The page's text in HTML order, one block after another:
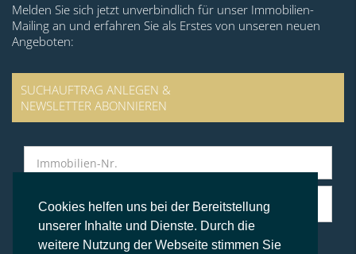
Cookies helfen uns bei der Bereitstellung
unserer Inhalte und Dienste. Durch die
weitere Nutzung der Webseite stimmen Sie
Melden Sie sich jetzt unverbindlich für unser Immobilien-
Mailing an und erfahren Sie als Erstes von unseren neuen
Angeboten:
SUCHAUFTRAG ANLEGEN &
NEWSLETTER ABONNIEREN